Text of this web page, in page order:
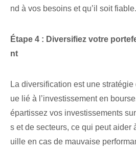
nd à vos besoins et qu’il soit fiable.
Étape 4 :‌ Diversifiez votre
nt
La diversification est une
ue lié à l’investissement en
épartissez vos investissements
s et de secteurs, ce qui peut aider
uille en cas de mauvaise